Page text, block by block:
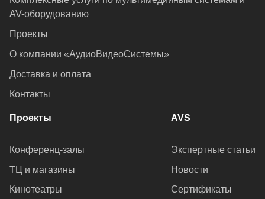
AV-оборудованию
Проекты
О компании «АудиоВидеоСистемы»
Доставка и оплата
Контакты
Проекты
Конференц-залы
ТЦ и магазины
Кинотеатры
AVS
Экспертные статьи
Новости
Сертификаты